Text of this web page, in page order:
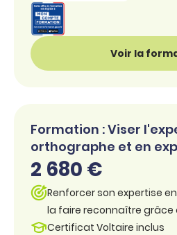
Voir la
Formation : Viser
orthographe et en
2 680 €
Renforcer son expertise
la faire reconnaître grâce
Certificat Voltaire inclus